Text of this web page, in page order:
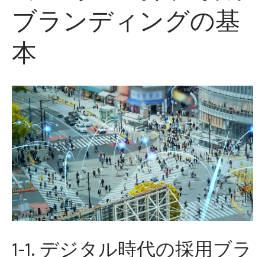
ブランディングの基
本
1-1. デジタル時代の採用ブラ